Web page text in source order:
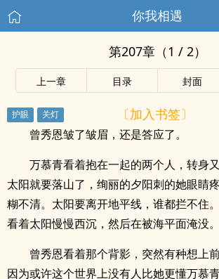
你我相遇
第207章（1 / 2）
上一章 目录 封面
〔加入书签〕
曾秀恩皱了皱眉，还是答应了。
万慕青看着抱在一起的两个人，转身
太阳就要落山了，绚丽的夕阳刺的她眼睛
糊不清。太阳要离开地平线，谁都拦不住
看着太阳慢慢西沉，然后在被海平面淹没。
曾秀恩看着那个背影，突然有种想上
因为或许这个世界上没有人比她更懂万慕青